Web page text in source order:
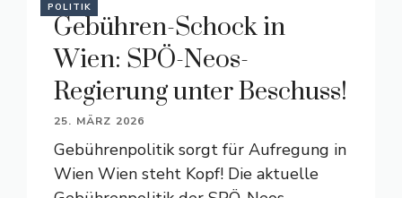
POLITIK
Gebühren-Schock in
Wien: SPÖ-Neos-
Regierung unter Beschuss!
25. MÄRZ 2026
Gebührenpolitik sorgt für Aufregung in
Wien Wien steht Kopf! Die aktuelle